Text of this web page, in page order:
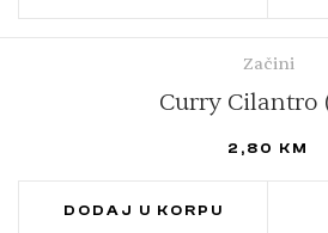
Začini
Curry Cilantro
2,80 KM
DODAJ U KORPU